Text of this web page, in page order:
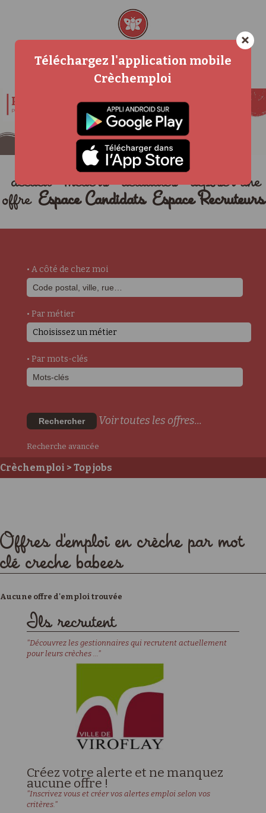
accueil métiers actualités
déposer une
offre Espace Candidats Espace Recruteurs
• A côté de chez moi
• Par métier
Choisissez un métier
• Par mots-clés
Rechercher Voir toutes les offres...
Recherche avancée
Crèchemploi > Top jobs
Offres d'emploi en crèche par mot
clé creche babees
Aucune offre d'emploi trouvée
Ils recrutent
"Découvrez les gestionnaires qui recrutent actuellement
pour leurs crèches ..."
Créez votre alerte et ne manquez
aucune offre !
"Inscrivez vous et créer vos alertes emploi selon vos
critères."
×
Téléchargez l'application mobile
Crèchemploi